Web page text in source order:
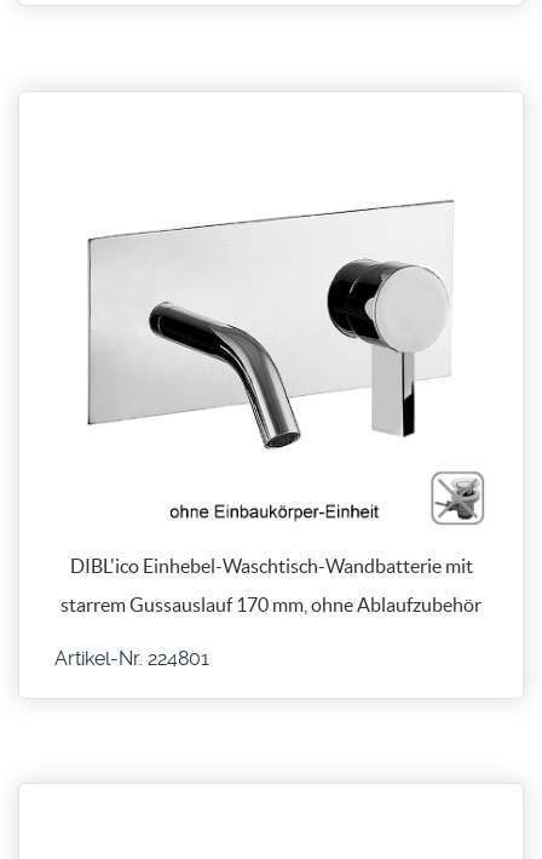
DIBL'ico Einhebel-Waschtisch-Wandbatterie mit
starrem Gussauslauf 170 mm, ohne Ablaufzubehör
Artikel-Nr. 224801